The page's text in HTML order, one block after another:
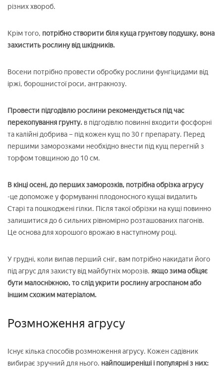
різних хвороб.
Крім того, потрібно створити біля куща грунтову подушку, вона
захистить рослину від шкідників.
Восени потрібно провести обробку рослини фунгіцидами від
іржі, борошнистої роси, антракнозу.
Провести підгодівлю рослини рекомендується під час
перекопування грунту. в підгодівлю повинні входити фосфорні
та калійні добрива – під кожен кущ по 30 г препарату. Перед
першими заморозками необхідно внести під кущ перегній з
торфом товщиною до 10 см.
В кінці осені, до перших заморозків, потрібна обрізка агрусу
-це допоможе у формуванні плодоносного кущаі видалить
Старі та пошкоджені гілки. Після такої обрізки на кущі повинно
залишитися до 6 сильних рівномірно розташованих пагонів.
Це основа для хорошого врожаю в наступному році.
У грудні, коли випав перший сніг, вам потрібно накидати його
під агрус для захисту від майбутніх морозів. якщо зима обіцяє
бути малосніжною, то слід укрити рослину агроспаном або
іншим схожим матеріалом.
Розмноження агрусу
Існує кілька способів розмноження агрусу. Кожен садівник
вибирає зручний для нього. найпоширеніші і популярні з них: